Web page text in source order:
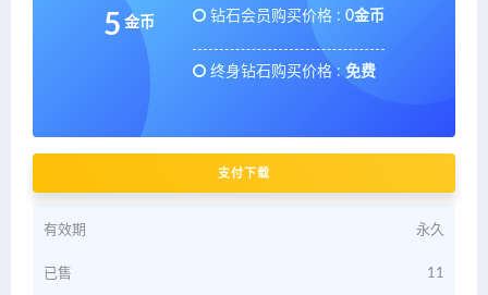
5 金币 钻石会员购买价格 : 0金币
终身钻石购买价格 : 免费
支付下载
有效期 永久
已售 11